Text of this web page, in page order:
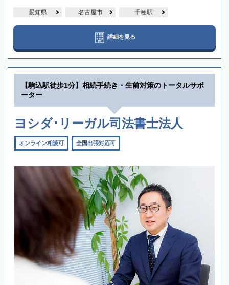
愛知県 名古屋市 千種駅
詳細を見る
【駒込駅徒歩1分】相続手続き・生前対策のトータルサポ
ーター
ヨシダ･リーガル司法書士法人
オンライン相談可 全国出張対応可